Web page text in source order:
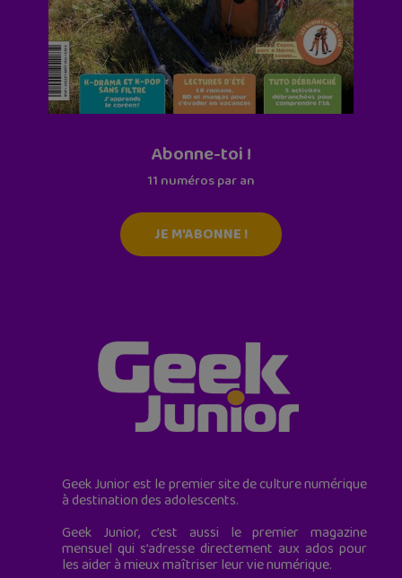
Abonne-toi !
11 numéros par an
JE M'ABONNE !
Geek Junior est le premier site de culture numérique
à destination des adolescents.
Geek Junior, c’est aussi le premier magazine
mensuel qui s’adresse directement aux ados pour
les aider à mieux maîtriser leur vie numérique.